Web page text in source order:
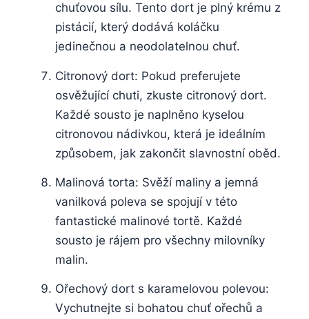
chuťovou sílu. Tento dort je plný krému z
pistácií, který dodává koláčku
jedinečnou a neodolatelnou chuť.
Citronový dort: Pokud preferujete
osvěžující chuti, zkuste citronový dort.
Každé sousto je naplněno kyselou
citronovou nádivkou, která je ideálním
způsobem, jak zakončit slavnostní oběd.
Malinová torta: Svěží maliny a jemná
vanilková poleva se spojují v této
fantastické malinové tortě. Každé
sousto je rájem pro všechny milovníky
malin.
Ořechový dort s karamelovou polevou:
Vychutnejte si bohatou chuť ořechů a